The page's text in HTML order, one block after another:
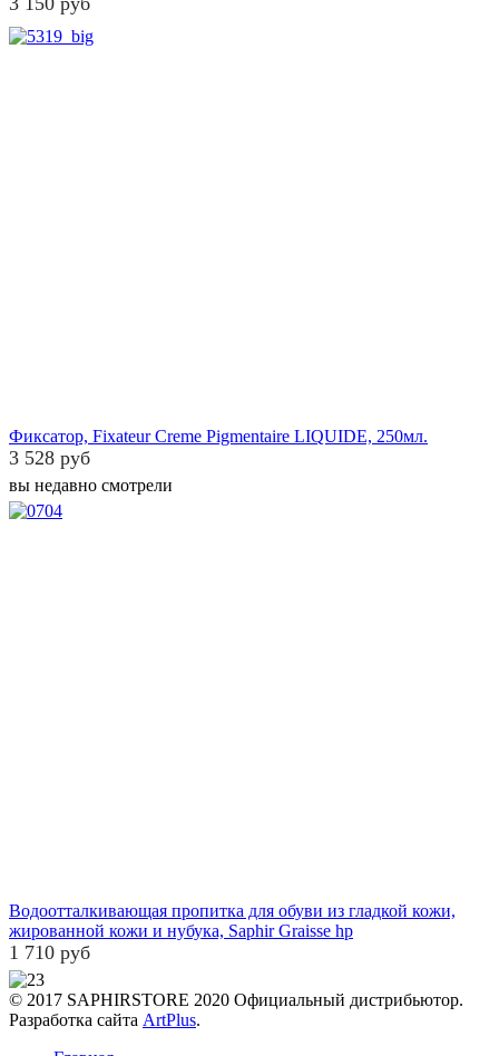
Фиксатор, Fixateur Creme Pigmentaire LIQUIDE, 250мл.
3 528 руб
вы недавно смотрели
Водоотталкивающая пропитка для обуви из гладкой кожи,
жированной кожи и нубука, Saphir Graisse hp
1 710 руб
© 2017 SAPHIRSTORE 2020 Официальный дистрибьютор.
Разработка сайта ArtPlus.